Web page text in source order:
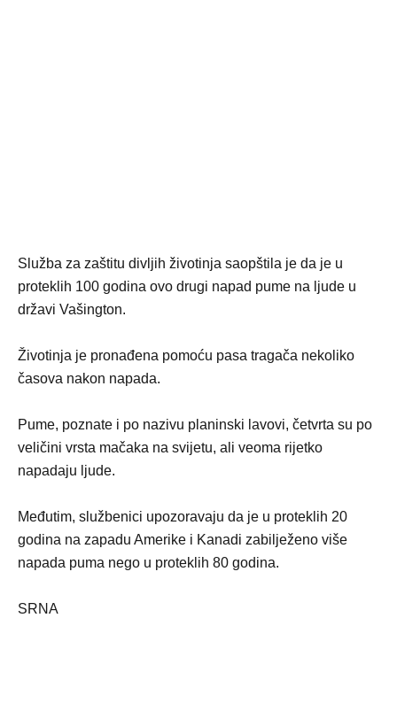
Služba za zaštitu divljih životinja saopštila je da je u
proteklih 100 godina ovo drugi napad pume na ljude u
državi Vašington.
Životinja je pronađena pomoću pasa tragača nekoliko
časova nakon napada.
Pume, poznate i po nazivu planinski lavovi, četvrta su po
veličini vrsta mačaka na svijetu, ali veoma rijetko
napadaju ljude.
Međutim, službenici upozoravaju da je u proteklih 20
godina na zapadu Amerike i Kanadi zabilježeno više
napada puma nego u proteklih 80 godina.
SRNA